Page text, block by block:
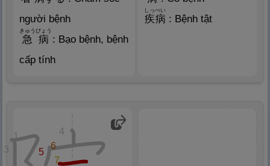
người bệnh
急
Nghĩa: Vội vàng, nóng ruột, sốt
病
きゅうびょう
: Bạo bệnh, bệnh
cấp tính
疾病
しっぺい
: Bệnh tật
1
4
3
5
6
7